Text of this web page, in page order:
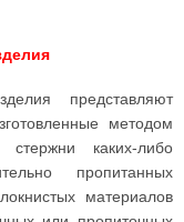
представляют
методом
каких-либо
пропитанных
материалов